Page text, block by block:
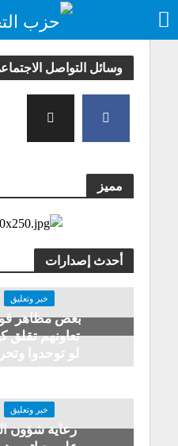
وسائل التواصل
مميز
أحدث إصدارات
خبر وتعليق
بعض مظاهر
تعاونهم تقلق
لو توحدوا
خبر وتعليق
رعاية شؤون